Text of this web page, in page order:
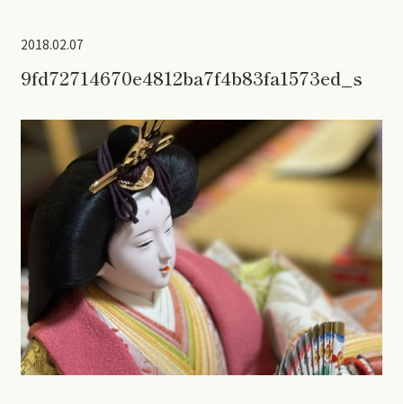
2018.02.07
9fd72714670e4812ba7f4b83fa1573ed_s